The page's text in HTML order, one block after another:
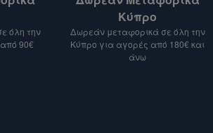
ενδέχεται να ποικίλλει
σε χώρες εκτός Ευρωπαϊκής
να ισχύουν επιπλέον
όλη την
90€
Κύπρο
Δωρεάν μεταφορικά σε όλη την
Κύπρο για αγορές από 180€ και
άνω